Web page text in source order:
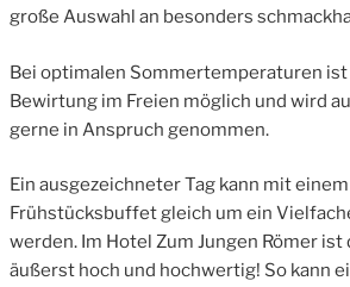
große Auswahl an besonders
Bei optimalen Sommertemperaturen ist
Bewirtung im Freien möglich und wird
gerne in Anspruch genommen.
Ein ausgezeichneter Tag kann mit
Frühstücksbuffet gleich um ein
werden. Im Hotel Zum Jungen Römer
äußerst hoch und hochwertig! So kann